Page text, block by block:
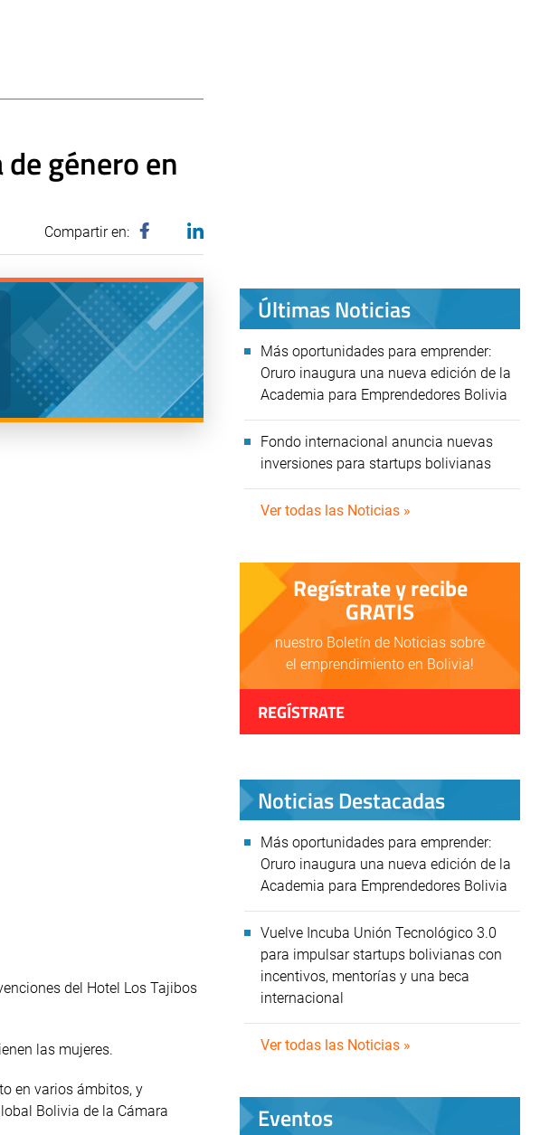
género en
Compartir en:
del Hotel Los Tajibos
las mujeres.
en varios ámbitos, y
Bolivia de la Cámara
Últimas Noticias
Más oportunidades para emprender:
Oruro inaugura una nueva edición de la
Academia para Emprendedores Bolivia
Fondo internacional anuncia nuevas
inversiones para startups bolivianas
Ver todas las Noticias »
Regístrate y recibe
GRATIS
nuestro Boletín de Noticias sobre
el emprendimiento en Bolivia!
REGÍSTRATE
Noticias Destacadas
Más oportunidades para emprender:
Oruro inaugura una nueva edición de la
Academia para Emprendedores Bolivia
Vuelve Incuba Unión Tecnológico 3.0
para impulsar startups bolivianas con
incentivos, mentorías y una beca
internacional
Ver todas las Noticias »
Eventos